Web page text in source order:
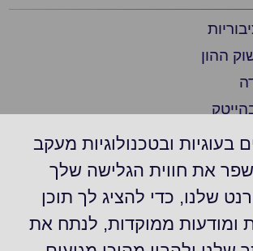
ההון
נסחרות בניו יורק
ובטכנולוגיות מעקב
את חווית הגלישה שלך
שלנו, כדי להציג לך תוכן
ומודעות ממוקדות, לנתח את